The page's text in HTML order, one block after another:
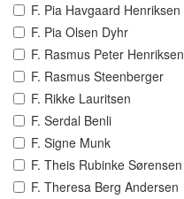
F. Pia Havgaard Henriksen
F. Pia Olsen Dyhr
F. Rasmus Peter Henriksen
F. Rasmus Steenberger
F. Rikke Lauritsen
F. Serdal Benli
F. Signe Munk
F. Theis Rubinke Sørensen
F. Theresa Berg Andersen